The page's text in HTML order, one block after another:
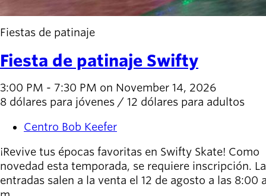
Find a job
classes
schedule
schedules
Fiestas de patinaje
Fiesta de patinaje Swifty
3:00 PM - 7:30 PM on November 14, 2026
8 dólares para jóvenes / 12 dólares para adultos
Centro Bob Keefer
¡Revive tus épocas favoritas en Swifty Skate! Como
novedad esta temporada, se requiere inscripción.
entradas salen a la venta el 12 de agosto a las 8:00